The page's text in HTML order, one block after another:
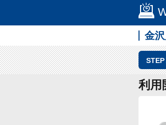
金
STEP
利用